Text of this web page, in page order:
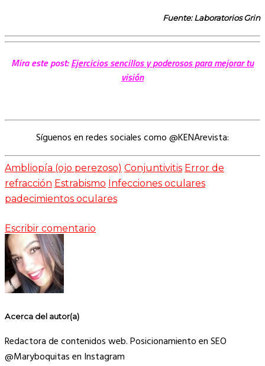
Fuente: Laboratorios Grin
Mira este post:Ejercicios sencillos y poderosos para mejorar tu
visión
Síguenos en redes sociales como @KENArevista:
Ambliopía (ojo perezoso) Conjuntivitis Error de
refracción Estrabismo Infecciones oculares
padecimientos oculares
Escribir comentario
Acerca del autor(a)
Redactora de contenidos web. Posicionamiento en SEO
@Maryboquitas en Instagram